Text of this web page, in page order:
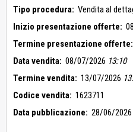
Tipo procedura: Vendita al
Inizio presentazione offerte:
Termine presentazione offerte:
Data vendita: 08/07/2026 13:10
Termine vendita: 13/07/2026
Codice vendita: 1623711
Data pubblicazione: 28/06/2026